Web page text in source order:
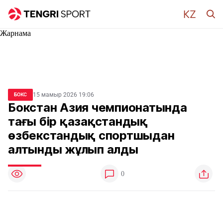
Жарнама
БОКС 15 мамыр 2026 19:06
Бокстан Азия чемпионатында
тағы бір қазақстандық
өзбекстандық спортшыдан
алтынды жұлып алды
0